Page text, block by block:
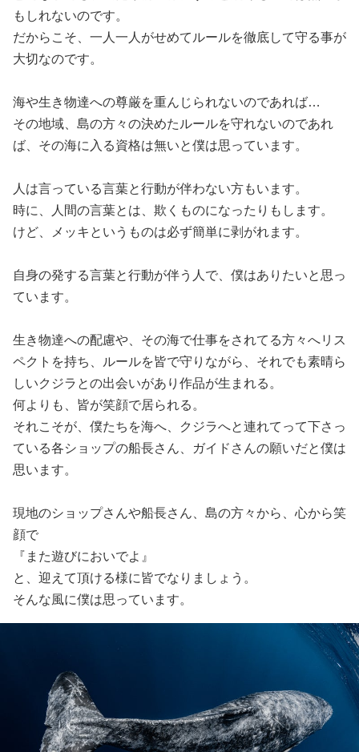
もしれないのです。
だからこそ、一人一人がせめてルールを徹底して守る事が
大切なのです。
海や生き物達への尊厳を重んじられないのであれば…
その地域、島の方々の決めたルールを守れないのであれ
ば、その海に入る資格は無いと僕は思っています。
人は言っている言葉と行動が伴わない方もいます。
時に、人間の言葉とは、欺くものになったりもします。
けど、メッキというものは必ず簡単に剥がれます。
自身の発する言葉と行動が伴う人で、僕はありたいと思っ
ています。
生き物達への配慮や、その海で仕事をされてる方々へリス
ペクトを持ち、ルールを皆で守りながら、それでも素晴ら
しいクジラとの出会いがあり作品が生まれる。
何よりも、皆が笑顔で居られる。
それこそが、僕たちを海へ、クジラへと連れてって下さっ
ている各ショップの船長さん、ガイドさんの願いだと僕は
思います。
現地のショップさんや船長さん、島の方々から、心から笑
顔で
『また遊びにおいでよ』
と、迎えて頂ける様に皆でなりましょう。
そんな風に僕は思っています。